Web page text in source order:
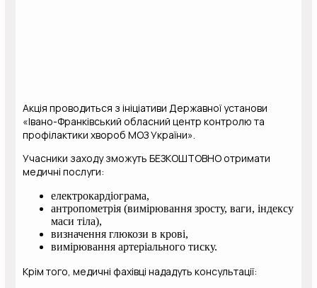
Акція проводиться з ініціативи Державної установи
«Івано-Франківський обласний центр контролю та
профілактики хвороб МОЗ України».
Учасники заходу зможуть БЕЗКОШТОВНО отримати
медичні послуги:
електрокардіограма,
антропометрія (вимірювання зросту, ваги, індексу
маси тіла),
визначення глюкози в крові,
вимірювання артеріального тиску.
Крім того, медичні фахівці нададуть консультації: